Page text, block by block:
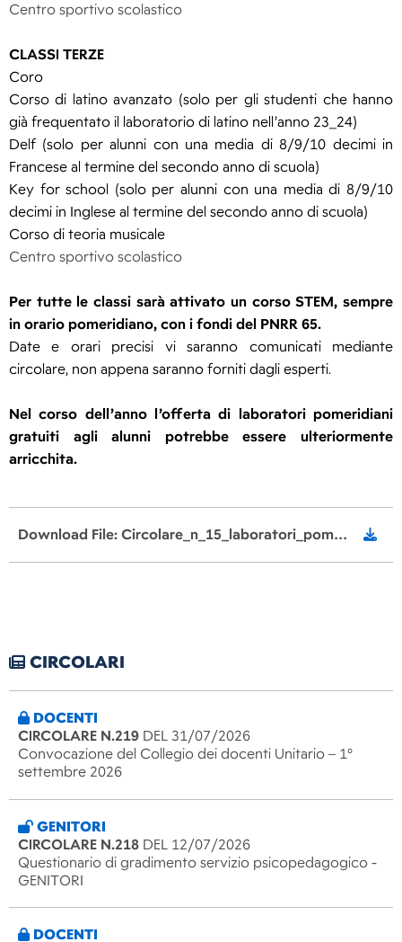
Centro sportivo scolastico
CLASSI TERZE
Coro
Corso di latino avanzato (solo per gli studenti che hanno
già frequentato il laboratorio di latino nell’anno 23_24)
Delf (solo per alunni con una media di 8/9/10 decimi in
Francese al termine del secondo anno di scuola)
Key for school (solo per alunni con una media di 8/9/10
decimi in Inglese al termine del secondo anno di scuola)
Corso di teoria musicale
Centro sportivo scolastico
Per tutte le classi sarà attivato un corso STEM, sempre
in orario pomeridiano, con i fondi del PNRR 65.
Date e orari precisi vi saranno comunicati mediante
circolare, non appena saranno forniti dagli esperti.
Nel corso dell’anno l’offerta di laboratori pomeridiani
gratuiti agli alunni potrebbe essere ulteriormente
arricchita.
Download File: Circolare_n_15_laboratori_pomeridiani_SLE.pdf
CIRCOLARI
DOCENTI
CIRCOLARE N.219 DEL 31/07/2026
Convocazione del Collegio dei docenti Unitario – 1°
settembre 2026
GENITORI
CIRCOLARE N.218 DEL 12/07/2026
Questionario di gradimento servizio psicopedagogico -
GENITORI
DOCENTI